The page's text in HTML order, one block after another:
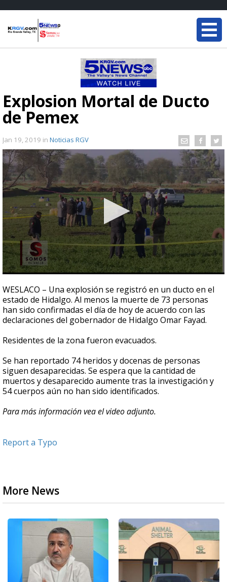
Explosion Mortal de Ducto
de Pemex
Jan 19, 2019 in Noticias RGV
seconds
of
57
seconds
WESLACO – Una explosión se registró en un ducto en el
estado de Hidalgo. Al menos la muerte de 73 personas
han sido confirmadas el día de hoy de acuerdo con las
declaraciones del gobernador de Hidalgo Omar Fayad.
Residentes de la zona fueron evacuados.
Se han reportado 74 heridos y docenas de personas
siguen desaparecidas. Se espera que la cantidad de
muertos y desaparecido aumente tras la investigación y
54 cuerpos aún no han sido identificados.
Para más información vea el video adjunto.
Report a Typo
More News